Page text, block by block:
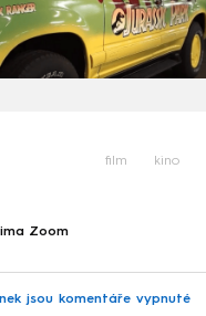
film kino
Zoom
jsou komentáře vypnuté